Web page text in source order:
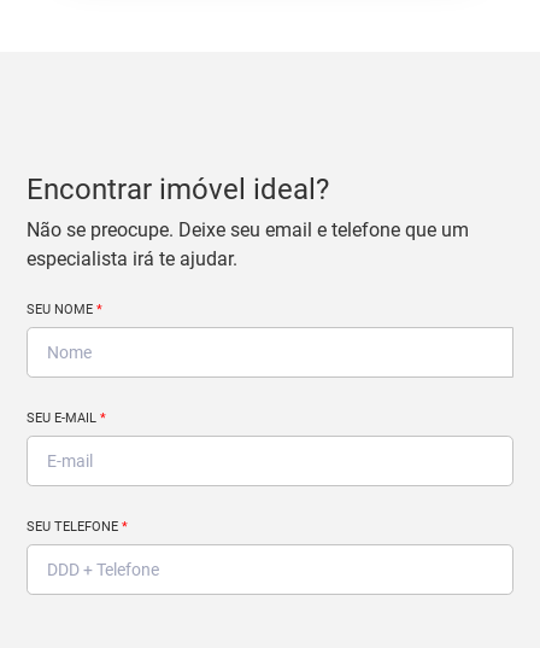
Encontrar imóvel ideal?
Não se preocupe. Deixe seu email e telefone que um
especialista irá te ajudar.
SEU NOME*
SEU E-MAIL*
SEU TELEFONE*